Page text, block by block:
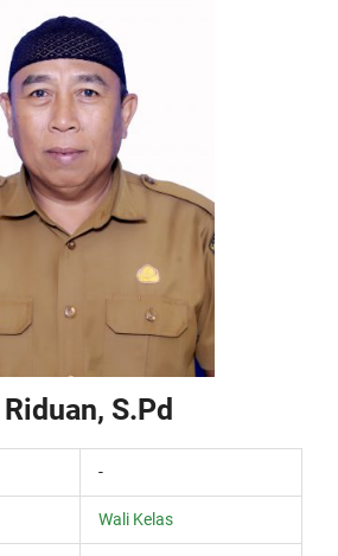
S.Pd
-
Wali Kelas